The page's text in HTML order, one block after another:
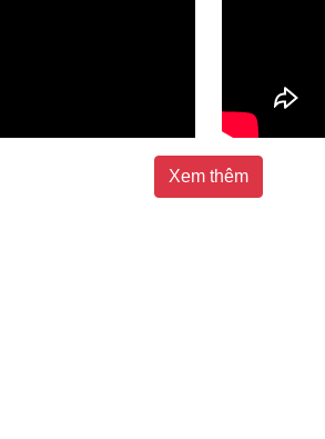
Xem thêm